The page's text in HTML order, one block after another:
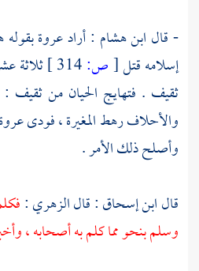
- قال ابن هشام : أرادعروة
إسلامه قتل[ص: ثلاثة
ثقيف . فتهايج الحيان منثقيف :
والأحلافرهطالمغيرة، فودىعروة
وأصلح ذلك الأمر .
قالابن إسحاق: قالالزهري:
وسلم بنحو مما كلم به أصحابه ،